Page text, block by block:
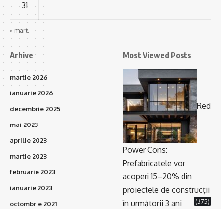
31
« mart.
Arhive
martie 2026
ianuarie 2026
decembrie 2025
mai 2023
aprilie 2023
martie 2023
februarie 2023
ianuarie 2023
octombrie 2021
Most Viewed Posts
Red
Power Cons:
Prefabricatele vor
acoperi 15–20% din
proiectele de construcții
în următorii 3 ani
(375)